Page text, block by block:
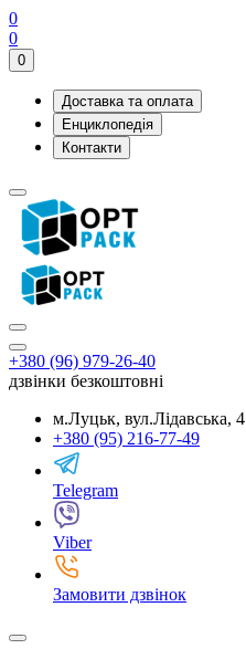
0
0
0
Доставка та оплата
Енциклопедія
Контакти
+380 (96) 979-26-40
дзвінки безкоштовні
м.Луцьк, вул.Лідавська, 4
+380 (95) 216-77-49
Telegram
Viber
Замовити дзвінок